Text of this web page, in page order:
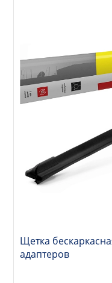
Щетка
адаптеров